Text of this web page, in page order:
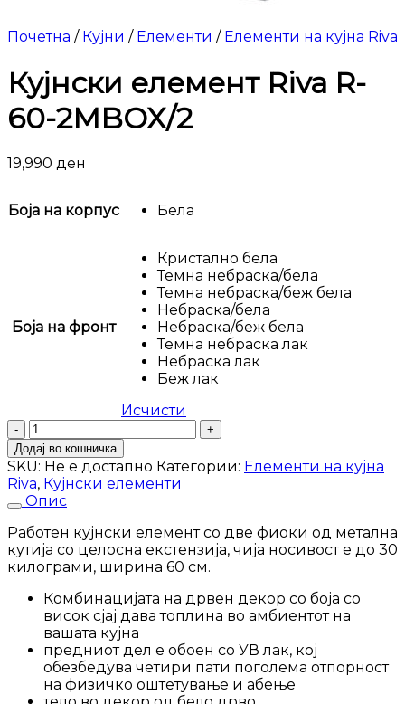
Почетна / Кујни / Елементи / Елементи на кујна Riva
Кујнски елемент Riva R-
60-2MBOX/2
19,990 ден
Боја на корпус Бела
Боја на фронт
Кристално бела
Темна небраска/бела
Темна небраска/беж бела
Небраска/бела
Небраска/беж бела
Темна небраска лак
Небраска лак
Беж лак
Исчисти
Кујнски
елемент
Riva
R-
60-
количина
Додај во кошничка
SKU: Не е достапно Категории: Елементи на кујна
Riva, Кујнски елементи
Опис
Работен кујнски елемент со две фиоки од метална
кутија со целосна екстензија, чија носивост е до 30
килограми, ширина 60 см.
Комбинацијата на дрвен декор со боја со
висок сјај дава топлина во амбиентот на
вашата кујна
предниот дел е обоен со УВ лак, кој
обезбедува четири пати поголема отпорност
на физичко оштетување и абење